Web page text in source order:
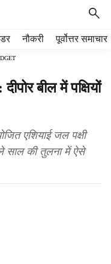
नौकरी पूर्वोत्तर समाचार
बील में पक्षियों
एशियाई जल पक्षी
साल की तुलना में ऐसे